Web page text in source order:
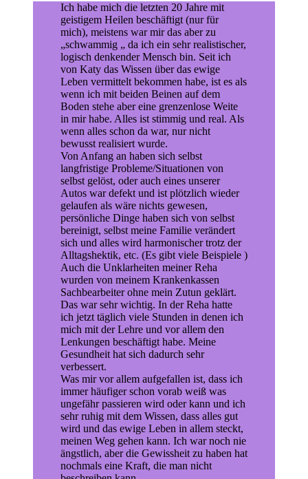
Ich habe mich die letzten 20 Jahre mit
geistigem Heilen beschäftigt (nur für
mich), meistens war mir das aber zu
„schwammig „ da ich ein sehr realistischer,
logisch denkender Mensch bin. Seit ich
von Katy das Wissen über das ewige
Leben vermittelt bekommen habe, ist es als
wenn ich mit beiden Beinen auf dem
Boden stehe aber eine grenzenlose Weite
in mir habe. Alles ist stimmig und real. Als
wenn alles schon da war, nur nicht
bewusst realisiert wurde.
Von Anfang an haben sich selbst
langfristige Probleme/Situationen von
selbst gelöst, oder auch eines unserer
Autos war defekt und ist plötzlich wieder
gelaufen als wäre nichts gewesen,
persönliche Dinge haben sich von selbst
bereinigt, selbst meine Familie verändert
sich und alles wird harmonischer trotz der
Alltagshektik, etc. (Es gibt viele Beispiele )
Auch die Unklarheiten meiner Reha
wurden von meinem Krankenkassen
Sachbearbeiter ohne mein Zutun geklärt.
Das war sehr wichtig. In der Reha hatte
ich jetzt täglich viele Stunden in denen ich
mich mit der Lehre und vor allem den
Lenkungen beschäftigt habe. Meine
Gesundheit hat sich dadurch sehr
verbessert.
Was mir vor allem aufgefallen ist, dass ich
immer häufiger schon vorab weiß was
ungefähr passieren wird oder kann und ich
sehr ruhig mit dem Wissen, dass alles gut
wird und das ewige Leben in allem steckt,
meinen Weg gehen kann. Ich war noch nie
ängstlich, aber die Gewissheit zu haben hat
nochmals eine Kraft, die man nicht